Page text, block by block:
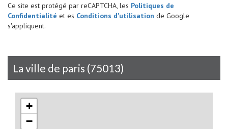
Ce site est protégé par reCAPTCHA, les Politiques de
Confidentialité et es Conditions d'utilisation de Google
s'appliquent.
la ville de paris (75013)
+
−